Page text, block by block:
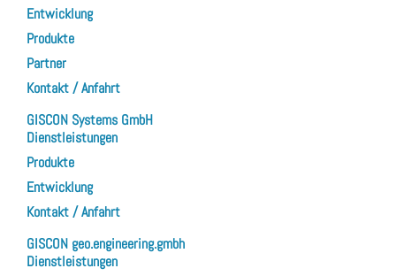
Entwicklung
Produkte
Partner
Kontakt / Anfahrt
GISCON Systems GmbH
Dienstleistungen
Produkte
Entwicklung
Kontakt / Anfahrt
GISCON geo.engineering.gmbh
Dienstleistungen